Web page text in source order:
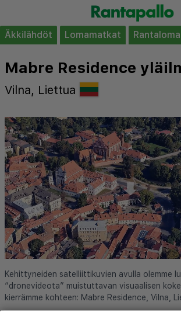
Äkkilähdöt Lomamatkat
Mabre Residence
Vilna, Liettua
Kehittyneiden satelliittikuvien avulla olemme
“dronevideota” muistuttavan visuaalisen
kierrämme kohteen: Mabre Residence, Vilna,